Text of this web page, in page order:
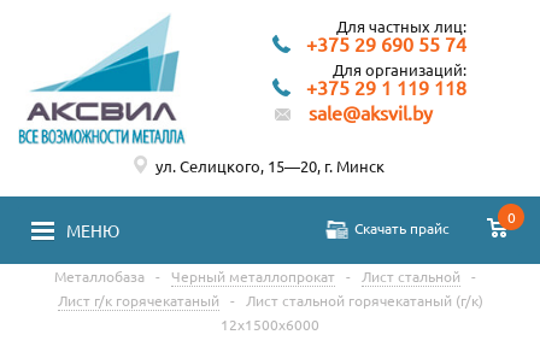
Для частных лиц:
+375 29 690 55 74
Для организаций:
+375 29 1 119 118
sale@aksvil.by
МЕНЮ Скачать прайс
0
ул. Селицкого, 15—20, г. Минск
Металлобаза - Черный металлопрокат - Лист стальной
-
Лист г/к горячекатаный
-
Лист стальной горячекатаный (г/к)
12х1500х6000